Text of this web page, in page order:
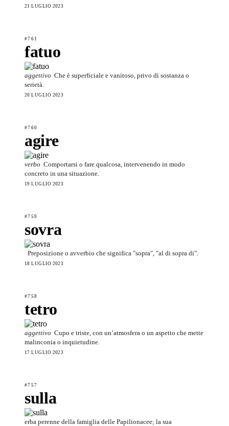
21 LUGLIO 2023
#761
fatuo
aggettivo Che è superficiale e vanitoso, privo di sostanza o
serietà.
20 LUGLIO 2023
#760
agire
verbo Comportarsi o fare qualcosa, intervenendo in modo
concreto in una situazione.
19 LUGLIO 2023
#759
sovra
Preposizione o avverbio che significa "sopra", "al di sopra di".
18 LUGLIO 2023
#758
tetro
aggettivo Cupo e triste, con un’atmosfera o un aspetto che mette
malinconia o inquietudine.
17 LUGLIO 2023
#757
sulla
erba perenne della famiglia delle Papilionacee; la sua